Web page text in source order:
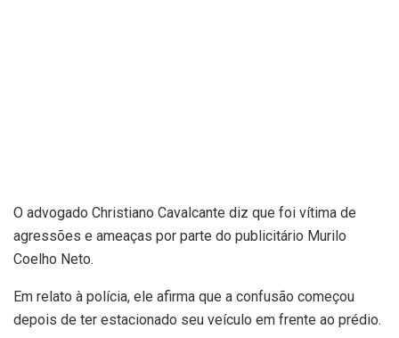
O advogado Christiano Cavalcante diz que foi vítima de
agressões e ameaças por parte do publicitário Murilo
Coelho Neto.
Em relato à polícia, ele afirma que a confusão começou
depois de ter estacionado seu veículo em frente ao prédio.